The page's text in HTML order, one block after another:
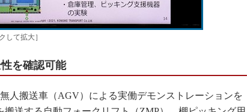
して拡大］
を確認可能
人搬送車（AGV）による実働デモンストレーションを